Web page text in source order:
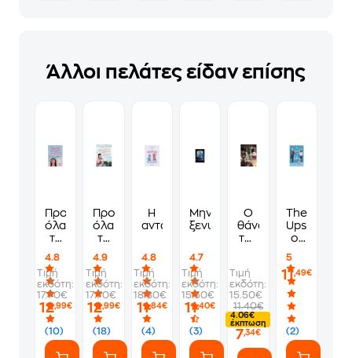
Άλλοι πελάτες είδαν επίσης
Προς
όλα
τα
Υ.Γ.
σ'
αγαπώ
ακόμα
4.8
(10)
Τιμή
εκδότη:
17.70€
12,99€
Προς
όλα
τα
που
αγάπησα
4.9
(18)
Τιμή
εκδότη:
17.70€
12,99€
Η
ανταλλαγή
4.8
(4)
Τιμή
εκδότη:
18.80€
11,84€
Μην
ξενυχτήσεις
4.7
(3)
Τιμή
εκδότη:
15.50€
11,40€
Ο
θάνατος
της
Οδός
Τρόµου
Τιμή
εκδότη:
15.50€
11.40€
4.06€
έκπτωση
7,34€
The
Upside
of
5
(2)
11,49€